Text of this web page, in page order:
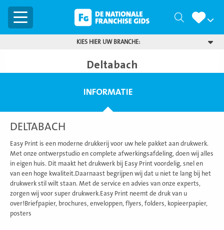
Menu Zoeken
KIES HIER UW BRANCHE:
Deltabach
INFORMATIE
DELTABACH
Easy Print is een moderne drukkerij voor uw hele pakket aan drukwerk.
Met onze ontwerpstudio en complete afwerkingsafdeling, doen wij alles
in eigen huis. Dit maakt het drukwerk bij Easy Print voordelig, snel en
van een hoge kwaliteit.Daarnaast begrijpen wij dat u niet te lang bij het
drukwerk stil wilt staan. Met de service en advies van onze experts,
zorgen wij voor super drukwerk.Easy Print neemt de druk van u
over!Briefpapier, brochures, enveloppen, flyers, folders, kopieerpapier,
posters